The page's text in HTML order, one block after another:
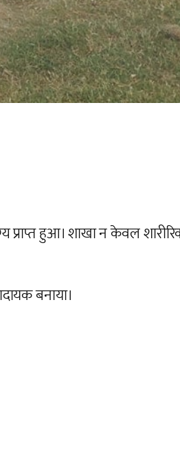
प्राप्त हुआ। शाखा न केवल
बनाया।